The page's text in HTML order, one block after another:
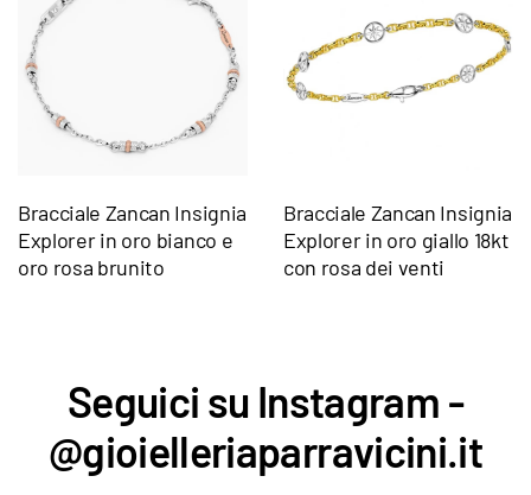
Bracciale Zancan Insignia
Explorer in oro bianco e
oro rosa brunito
Bracciale Zancan Insignia
Explorer in oro giallo 18kt
con rosa dei venti
Seguici su Instagram -
@gioielleriaparravicini.it